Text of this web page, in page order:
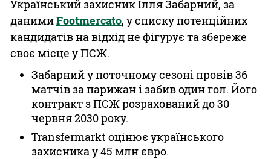
Український захисник Ілля Забарний, за
данимиFootmercato, у списку потенційних
кандидатів на відхід не фігурує та збереже
своє місце у ПСЖ.
Забарний у поточному сезоні провів 36
матчів за парижан і забив один гол. Його
контракт з ПСЖ розрахований до 30
червня 2030 року.
Transfermarkt оцінює українського
захисника у 45 млн євро.